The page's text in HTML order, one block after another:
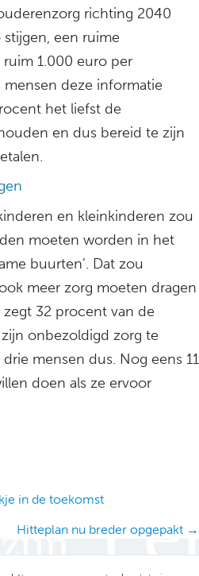
richting 2040
stijgen, een ruime
1.000 euro per
mensen deze informatie
het liefst de
en dus bereid te zijn
en kleinkinderen zou
moeten worden in het
buurten’. Dat zou
meer zorg moeten dragen
32 procent van de
onbezoldigd zorg te
mensen dus. Nog eens 11
doen als ze ervoor
in de toekomst
Hitteplan nu breder opgepakt →